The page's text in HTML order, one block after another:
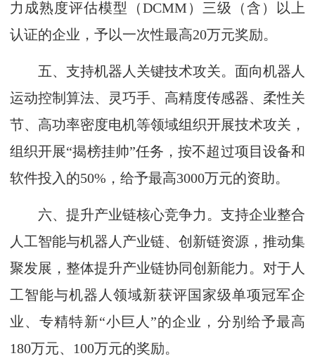
力成熟度评估模型（DCMM）三级（含）以上
认证的企业，予以一次性最高20万元奖励。
五、支持机器人关键技术攻关。面向机器人
运动控制算法、灵巧手、高精度传感器、柔性关
节、高功率密度电机等领域组织开展技术攻关，
组织开展“揭榜挂帅”任务，按不超过项目设备和
软件投入的50%，给予最高3000万元的资助。
六、提升产业链核心竞争力。支持企业整合
人工智能与机器人产业链、创新链资源，推动集
聚发展，整体提升产业链协同创新能力。对于人
工智能与机器人领域新获评国家级单项冠军企
业、专精特新“小巨人”的企业，分别给予最高
180万元、100万元的奖励。